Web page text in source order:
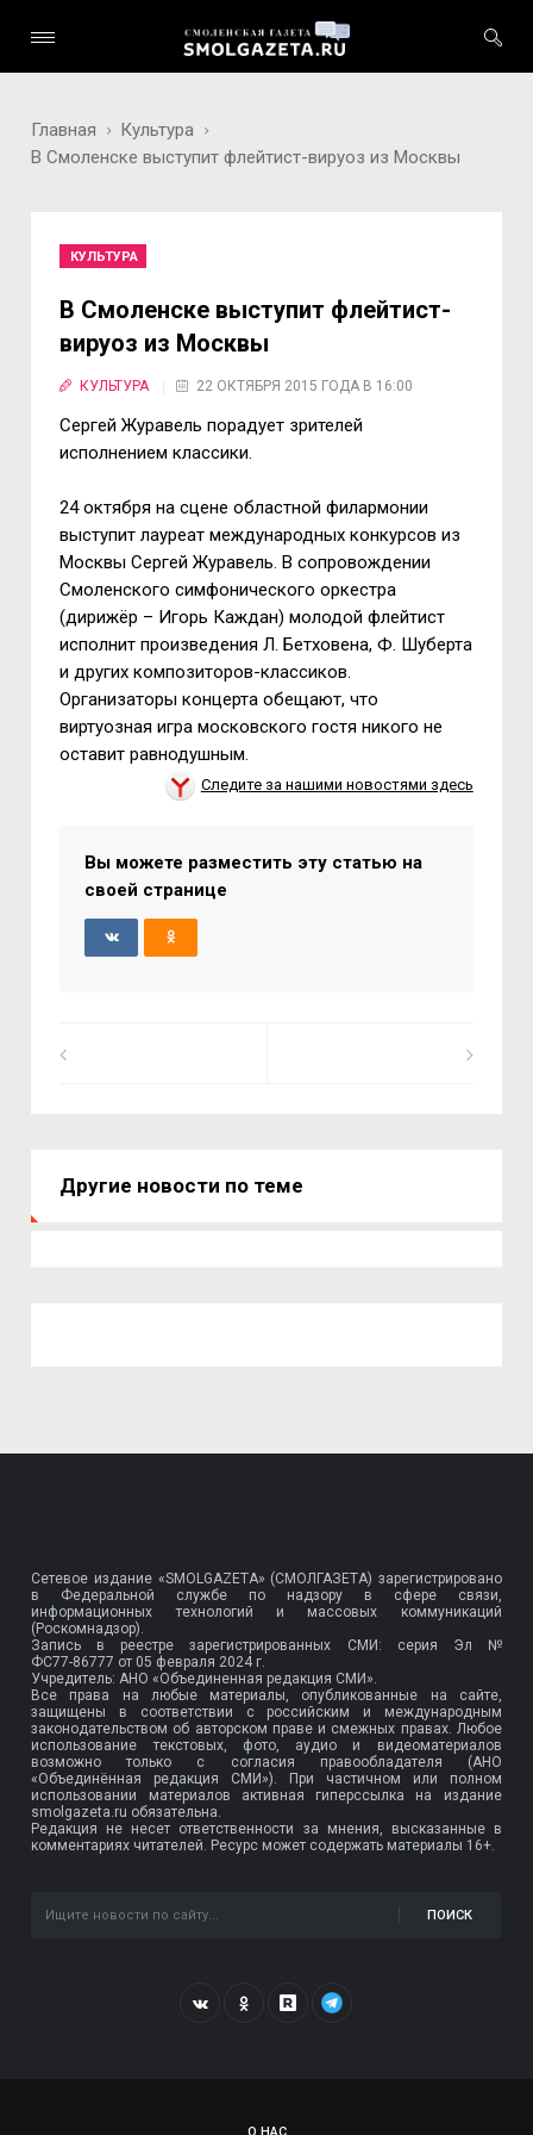
Главная
Культура
В Смоленске выступит флейтист-вируоз из Москвы
КУЛЬТУРА
В Смоленске выступит флейтист-
вируоз из Москвы
КУЛЬТУРА 22 ОКТЯБРЯ 2015 ГОДА В 16:00
Сергей Журавель порадует зрителей
исполнением классики.
24 октября на сцене областной филармонии
выступит лауреат международных конкурсов из
Москвы Сергей Журавель. В сопровождении
Смоленского симфонического оркестра
(дирижёр – Игорь Каждан) молодой флейтист
исполнит произведения Л. Бетховена, Ф. Шуберта
и других композиторов-классиков.
Организаторы концерта обещают, что
виртуозная игра московского гостя никого не
оставит равнодушным.
Следите за нашими новостями здесь
Вы можете разместить эту статью на
своей странице
Другие новости по теме
Сетевое издание «SMOLGAZETA» (СМОЛГАЗЕТА) зарегистрировано
в Федеральной службе по надзору в сфере связи,
информационных технологий и массовых коммуникаций
(Роскомнадзор).
Запись в реестре зарегистрированных СМИ: серия Эл №
ФС77-86777 от 05 февраля 2024 г.
Учредитель: АНО «Объединенная редакция СМИ».
Все права на любые материалы, опубликованные на сайте,
защищены в соответствии с российским и международным
законодательством об авторском праве и смежных правах. Любое
использование текстовых, фото, аудио и видеоматериалов
возможно только с согласия правообладателя (АНО
«Объединённая редакция СМИ»). При частичном или полном
использовании материалов активная гиперссылка на издание
smolgazeta.ru обязательна.
Редакция не несет ответственности за мнения, высказанные в
комментариях читателей. Ресурс может содержать материалы 16+.
ПОИСК
О НАС